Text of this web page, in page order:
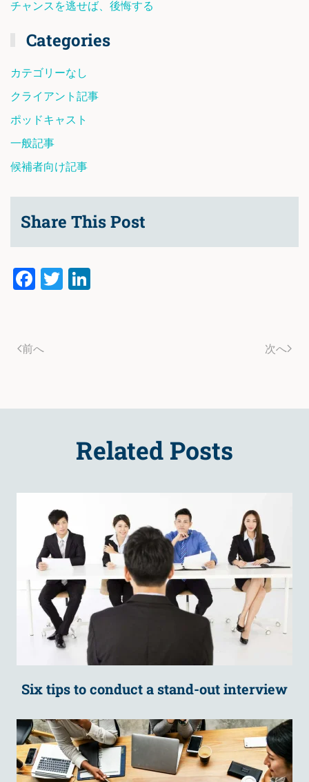
チャンスを逃せば、後悔する
Categories
カテゴリーなし
クライアント記事
ポッドキャスト
一般記事
候補者向け記事
Share This Post
Facebook
Twitter
前へ 次へ
Related Posts
Six tips to conduct a stand-out interview